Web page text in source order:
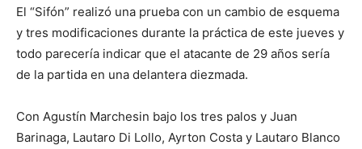
El “Sifón” realizó una prueba con un cambio de esquema
y tres modificaciones durante la práctica de este jueves y
todo parecería indicar que el atacante de 29 años sería
de la partida en una delantera diezmada.
Con Agustín Marchesin bajo los tres palos y Juan
Barinaga, Lautaro Di Lollo, Ayrton Costa y Lautaro Blanco